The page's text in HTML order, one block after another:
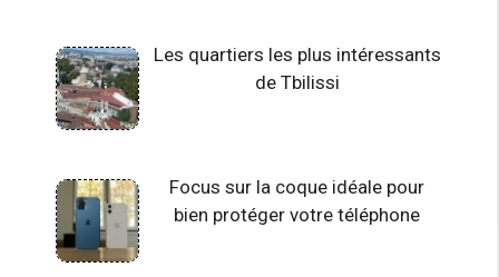
Les quartiers les plus intéressants
de Tbilissi
Focus sur la coque idéale pour
bien protéger votre téléphone